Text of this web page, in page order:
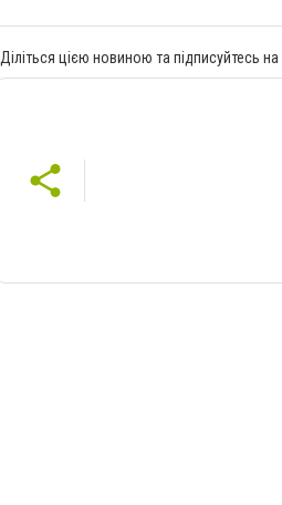
Діліться цією новиною та підписуйтесь